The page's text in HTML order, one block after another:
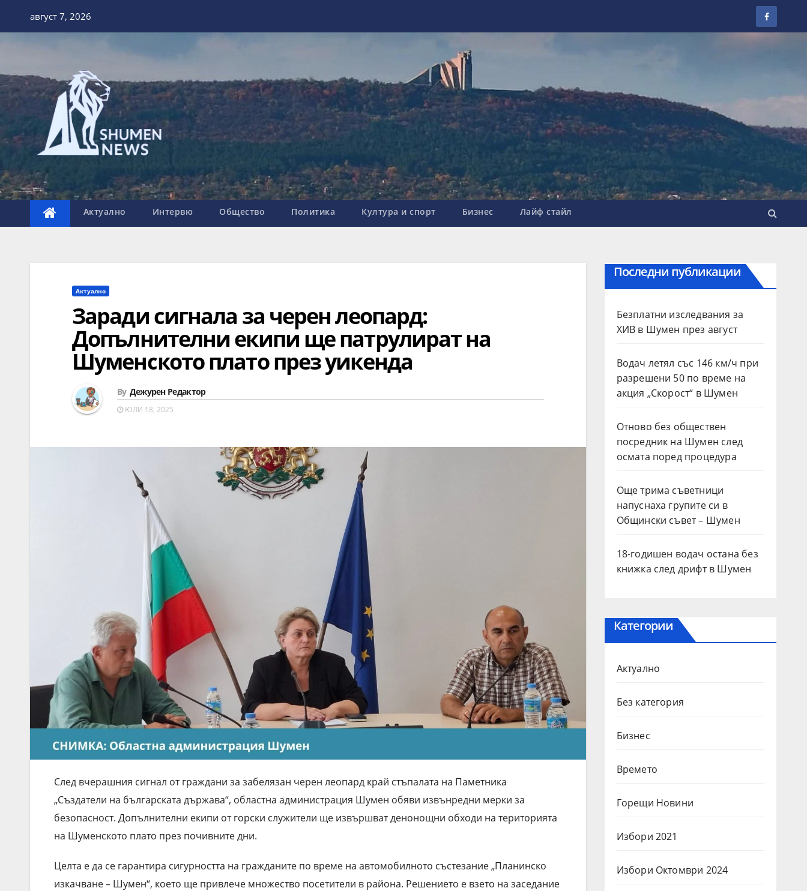
август 7, 2026
Актуално Интервю Общество Политика Култура и спорт Бизнес Лайф стайл
Актуално
Заради сигнала за черен леопард:
Допълнителни екипи ще патрулират на
Шуменското плато през уикенда
By Дежурен Редактор
ЮЛИ 18, 2025
След вчерашния сигнал от граждани за забелязан черен леопард край стъпалата на Паметника
„Създатели на българската държава“, областна администрация Шумен обяви извънредни мерки за
безопасност. Допълнителни екипи от горски служители ще извършват денонощни обходи на територията
на Шуменското плато през почивните дни.
Целта е да се гарантира сигурността на гражданите по време на автомобилното състезание „Планинско
изкачване – Шумен“, което ще привлече множество посетители в района. Решението е взето на заседание
Последни публикации
Безплатни изследвания за
ХИВ в Шумен през август
Водач летял със 146 км/ч при
разрешени 50 по време на
акция „Скорост“ в Шумен
Отново без обществен
посредник на Шумен след
осмата поред процедура
Още трима съветници
напуснаха групите си в
Общински съвет – Шумен
18-годишен водач остана без
книжка след дрифт в Шумен
Категории
Актуално
Без категория
Бизнес
Времето
Горещи Новини
Избори 2021
Избори Октомври 2024